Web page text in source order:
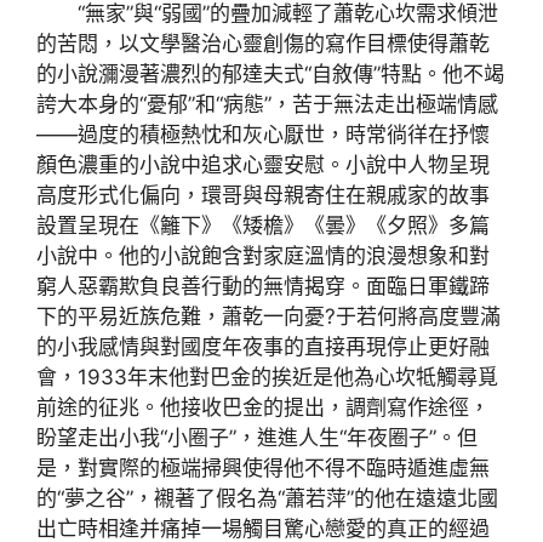
“無家”與“弱國”的疊加減輕了蕭乾心坎需求傾泄
的苦悶，以文學醫治心靈創傷的寫作目標使得蕭乾
的小說瀰漫著濃烈的郁達夫式“自敘傳”特點。他不竭
誇大本身的“憂郁”和“病態”，苦于無法走出極端情感
——過度的積極熱忱和灰心厭世，時常徜徉在抒懷
顏色濃重的小說中追求心靈安慰。小說中人物呈現
高度形式化偏向，環哥與母親寄住在親戚家的故事
設置呈現在《籬下》《矮檐》《曇》《夕照》多篇
小說中。他的小說飽含對家庭溫情的浪漫想象和對
窮人惡霸欺負良善行動的無情揭穿。面臨日軍鐵蹄
下的平易近族危難，蕭乾一向憂?于若何將高度豐滿
的小我感情與對國度年夜事的直接再現停止更好融
會，1933年末他對巴金的挨近是他為心坎牴觸尋覓
前途的征兆。他接收巴金的提出，調劑寫作途徑，
盼望走出小我“小圈子”，進進人生“年夜圈子”。但
是，對實際的極端掃興使得他不得不臨時遁進虛無
的“夢之谷”，襯著了假名為“蕭若萍”的他在遠遠北國
出亡時相逢并痛掉一場觸目驚心戀愛的真正的經過